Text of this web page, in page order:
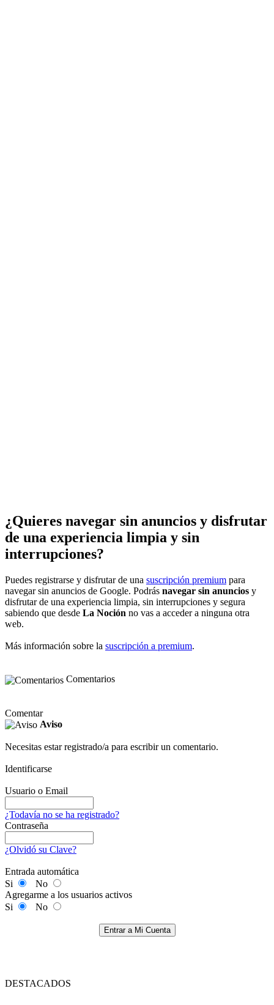
¿Quieres navegar sin anuncios y disfrutar
de una experiencia limpia y sin
interrupciones?
Puedes registrarse y disfrutar de una suscripción premium para
navegar sin anuncios de Google. Podrás navegar sin anuncios y
disfrutar de una experiencia limpia, sin interrupciones y segura
sabiendo que desde La Noción no vas a acceder a ninguna otra
web.
Más información sobre la suscripción a premium.
Comentarios
Comentar
Aviso
Necesitas estar registrado/a para escribir un comentario.
Identificarse
Usuario o Email
¿Todavía no se ha registrado?
Contraseña
¿Olvidó su Clave?
Entrada automática
Si
No
Agregarme a los usuarios activos
Si
No
Entrar a Mi Cuenta
DESTACADOS